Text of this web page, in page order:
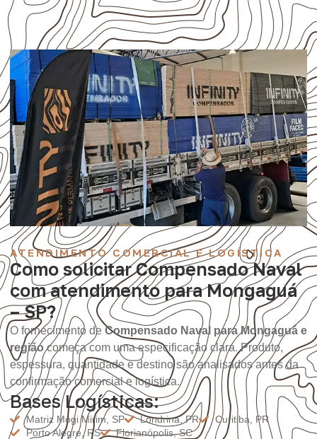
ATENDIMENTO COMERCIAL E LOGÍSTICA
Como solicitar Compensado Naval
com atendimento para Mongaguá
– SP?
O fornecimento de Compensado Naval para Mongaguá e
regiãocomeça com uma especificação clara. Produto,
espessura, quantidade e destino são analisados antes da
confirmação comercial e logística.
Bases Logísticas:
Matriz Mogi Mirim, SP Londrina, PR
Curitiba, PR
Porto Alegre, RS
Florianópolis, SC